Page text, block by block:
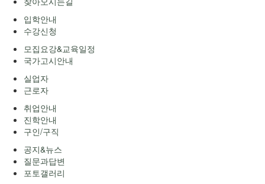
입학안내
수강신청
모집요강&교육일정
국가고시안내
실업자
근로자
취업안내
진학안내
구인/구직
공지&뉴스
질문과답변
포토갤러리